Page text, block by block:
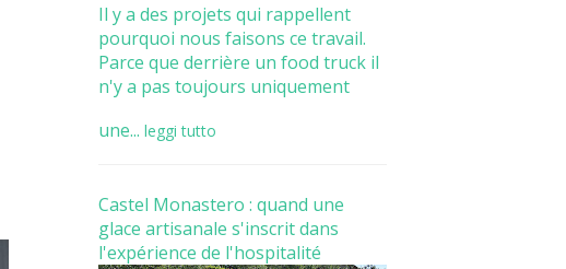
Il y a des projets qui rappellent
pourquoi nous faisons ce travail.
Parce que derrière un food truck il
n'y a pas toujours uniquement
une... leggi tutto
Castel Monastero : quand une
glace artisanale s'inscrit dans
l'expérience de l'hospitalité